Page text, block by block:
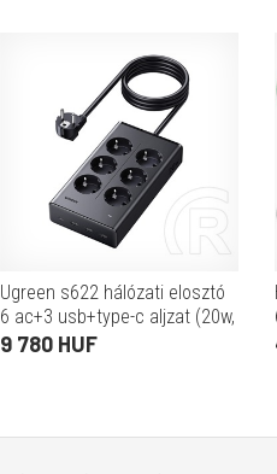
Ugreen s622 hálózati elosztó
6 ac+3 usb+type-c aljzat (20w,
gan, pd gyorstöltő 3.0 +
9 780 HUF